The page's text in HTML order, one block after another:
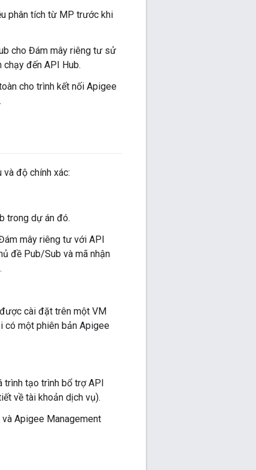
phân tích từ MP trước khi
cho Đám mây riêng tư sử
đến API Hub.
cho trình kết nối Apigee
độ chính xác:
trong dự án đó.
mây riêng tư với API
đề Pub/Sub và mã nhận
cài đặt trên một VM
có một phiên bản Apigee
trình tạo trình bổ trợ API
về tài khoản dịch vụ).
Apigee Management